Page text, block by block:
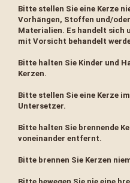
Bitte stellen Sie eine Kerze
Vorhängen, Stoffen und/
Materialien. Es handelt sich
mit Vorsicht behandelt
Bitte halten Sie Kinder und
Kerzen.
Bitte stellen Sie eine Kerze
Untersetzer.
Bitte halten Sie brennende
voneinander entfernt.
Bitte brennen Sie Kerzen